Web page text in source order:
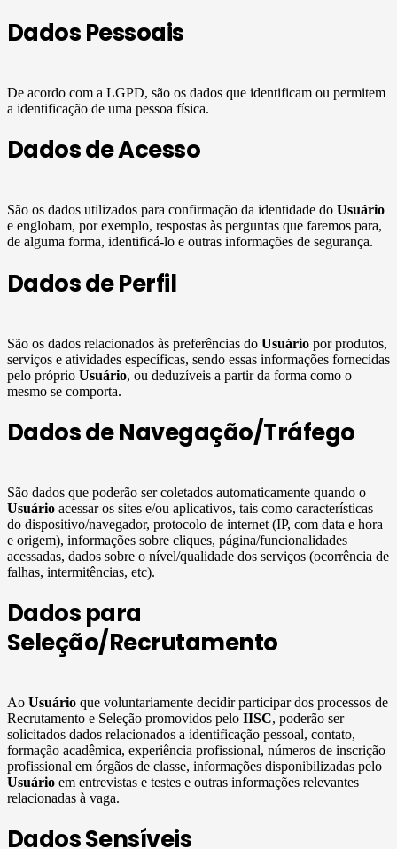
Dados Pessoais
De acordo com a LGPD, são os dados que identificam ou permitem
a identificação de uma pessoa física.
Dados de Acesso
São os dados utilizados para confirmação da identidade do Usuário
e englobam, por exemplo, respostas às perguntas que faremos para,
de alguma forma, identificá-lo e outras informações de segurança.
Dados de Perfil
São os dados relacionados às preferências do Usuário por produtos,
serviços e atividades específicas, sendo essas informações fornecidas
pelo próprio Usuário, ou deduzíveis a partir da forma como o
mesmo se comporta.
Dados de Navegação/Tráfego
São dados que poderão ser coletados automaticamente quando o
Usuário acessar os sites e/ou aplicativos, tais como características
do dispositivo/navegador, protocolo de internet (IP, com data e hora
e origem), informações sobre cliques, página/funcionalidades
acessadas, dados sobre o nível/qualidade dos serviços (ocorrência de
falhas, intermitências, etc).
Dados para
Seleção/Recrutamento
Ao Usuário que voluntariamente decidir participar dos processos de
Recrutamento e Seleção promovidos pelo IISC, poderão ser
solicitados dados relacionados a identificação pessoal, contato,
formação acadêmica, experiência profissional, números de inscrição
profissional em órgãos de classe, informações disponibilizadas pelo
Usuário em entrevistas e testes e outras informações relevantes
relacionadas à vaga.
Dados Sensíveis